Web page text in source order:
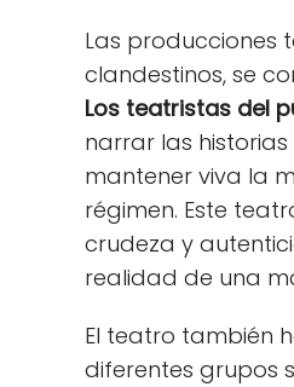
Las producciones
clandestinos, se
Los teatristas del
narrar las
mantener viva la
régimen. Este
crudeza y
realidad de una
El teatro también
diferentes grupos